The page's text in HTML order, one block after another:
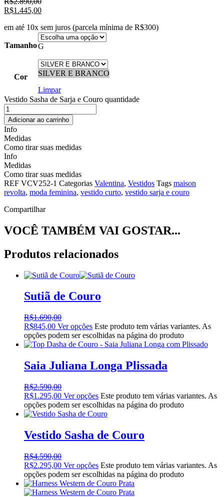
R$1.445,00
em até 10x sem juros (parcela mínima de R$300)
TamanhoG
Cor
SILVER E BRANCO
Limpar
Vestido Sasha de Sarja e Couro quantidade
Adicionar ao carrinho
Info
Medidas
Como tirar suas medidas
Info
Medidas
Como tirar suas medidas
REF VCV252-1 Categorias Valentina, Vestidos Tags maison
revolta, moda feminina, vestido curto, vestido sarja e couro
Compartilhar
VOCÊ TAMBÉM VAI GOSTAR...
Produtos relacionados
Sutiã de Couro
R$1.690,00
R$845,00 Ver opções Este produto tem várias variantes. As
opções podem ser escolhidas na página do produto
Saia Juliana Longa Plissada
R$2.590,00
R$1.295,00 Ver opções Este produto tem várias variantes. As
opções podem ser escolhidas na página do produto
Vestido Sasha de Couro
R$4.590,00
R$2.295,00 Ver opções Este produto tem várias variantes. As
opções podem ser escolhidas na página do produto